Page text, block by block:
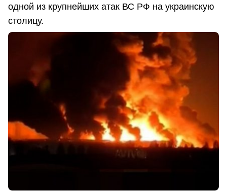
одной из крупнейших атак ВС РФ на украинскую
столицу.